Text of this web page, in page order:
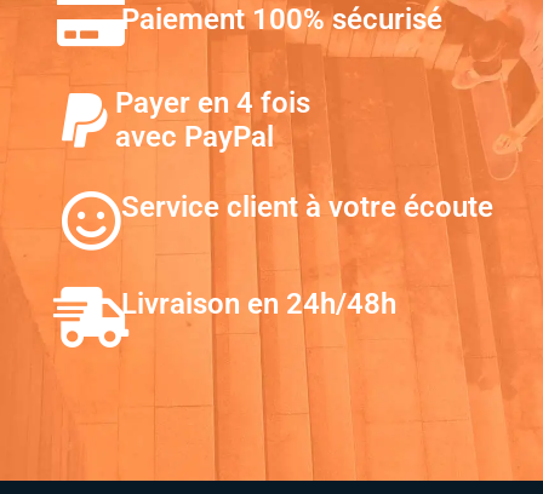
Paiement 100% sécurisé
Payer en 4 fois
avec PayPal
Service client à votre écoute
Livraison en 24h/48h